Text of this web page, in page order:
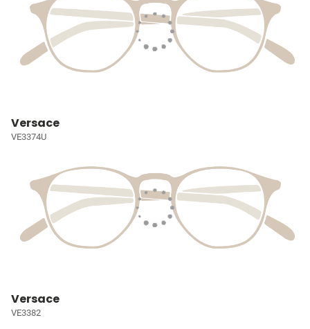
Versace
VE3374U
Versace
VE3382